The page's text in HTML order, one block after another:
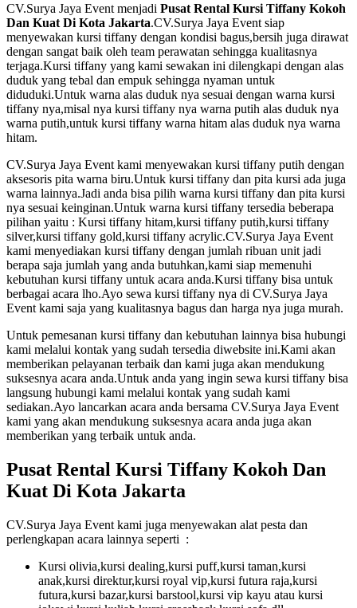
CV.Surya Jaya Event menjadi Pusat Rental Kursi Tiffany Kokoh
Dan Kuat Di Kota Jakarta.CV.Surya Jaya Event siap
menyewakan kursi tiffany dengan kondisi bagus,bersih juga dirawat
dengan sangat baik oleh team perawatan sehingga kualitasnya
terjaga.Kursi tiffany yang kami sewakan ini dilengkapi dengan alas
duduk yang tebal dan empuk sehingga nyaman untuk
diduduki.Untuk warna alas duduk nya sesuai dengan warna kursi
tiffany nya,misal nya kursi tiffany nya warna putih alas duduk nya
warna putih,untuk kursi tiffany warna hitam alas duduk nya warna
hitam.
CV.Surya Jaya Event kami menyewakan kursi tiffany putih dengan
aksesoris pita warna biru.Untuk kursi tiffany dan pita kursi ada juga
warna lainnya.Jadi anda bisa pilih warna kursi tiffany dan pita kursi
nya sesuai keinginan.Untuk warna kursi tiffany tersedia beberapa
pilihan yaitu : Kursi tiffany hitam,kursi tiffany putih,kursi tiffany
silver,kursi tiffany gold,kursi tiffany acrylic.CV.Surya Jaya Event
kami menyediakan kursi tiffany dengan jumlah ribuan unit jadi
berapa saja jumlah yang anda butuhkan,kami siap memenuhi
kebutuhan kursi tiffany untuk acara anda.Kursi tiffany bisa untuk
berbagai acara lho.Ayo sewa kursi tiffany nya di CV.Surya Jaya
Event kami saja yang kualitasnya bagus dan harga nya juga murah.
Untuk pemesanan kursi tiffany dan kebutuhan lainnya bisa hubungi
kami melalui kontak yang sudah tersedia diwebsite ini.Kami akan
memberikan pelayanan terbaik dan kami juga akan mendukung
suksesnya acara anda.Untuk anda yang ingin sewa kursi tiffany bisa
langsung hubungi kami melalui kontak yang sudah kami
sediakan.Ayo lancarkan acara anda bersama CV.Surya Jaya Event
kami yang akan mendukung suksesnya acara anda juga akan
memberikan yang terbaik untuk anda.
Pusat Rental Kursi Tiffany Kokoh Dan
Kuat Di Kota Jakarta
CV.Surya Jaya Event kami juga menyewakan alat pesta dan
perlengkapan acara lainnya seperti :
Kursi olivia,kursi dealing,kursi puff,kursi taman,kursi
anak,kursi direktur,kursi royal vip,kursi futura raja,kursi
futura,kursi bazar,kursi barstool,kursi vip kayu atau kursi